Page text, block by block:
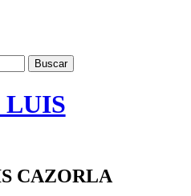
LUIS
CAZORLA